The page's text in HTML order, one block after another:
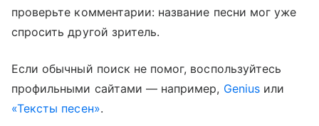
проверьте комментарии: название песни мог уже
спросить другой зритель.
Если обычный поиск не помог, воспользуйтесь
профильными сайтами — например, Geniusили
«Тексты песен».